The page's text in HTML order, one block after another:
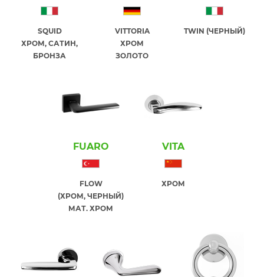
SQUID
ХРОМ, САТИН,
БРОНЗА
VITTORIA
ХРОМ
ЗОЛОТО
TWIN (ЧЕРНЫЙ)
FUARO
FLOW
(ХРОМ, ЧЕРНЫЙ)
МАТ. ХРОМ
VITA
ХРОМ